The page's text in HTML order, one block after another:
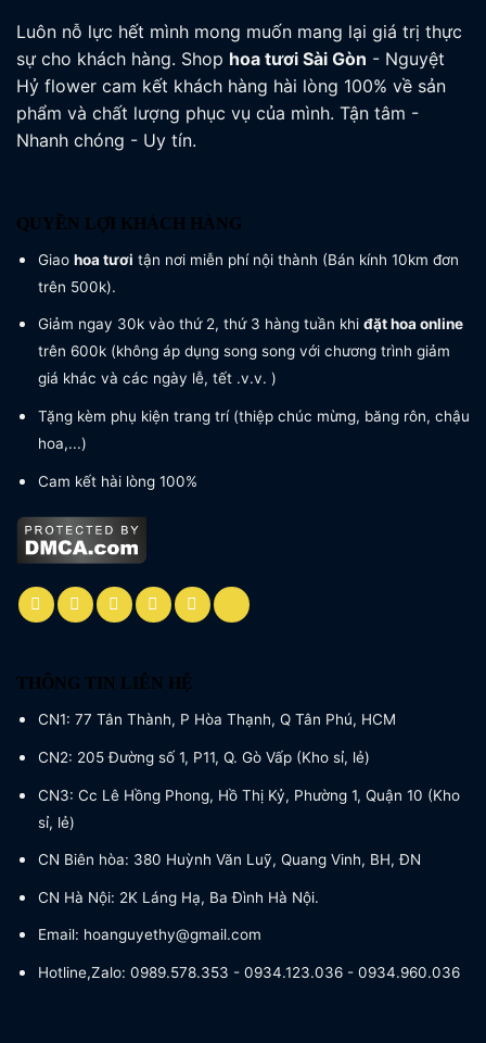
Luôn nỗ lực hết mình mong muốn mang lại giá trị thực
sự cho khách hàng. Shop hoa tươi Sài Gòn - Nguyệt
Hỷ flower cam kết khách hàng hài lòng 100% về sản
phẩm và chất lượng phục vụ của mình. Tận tâm -
Nhanh chóng - Uy tín.
QUYỀN LỢI KHÁCH HÀNG
Giao hoa tươi tận nơi miễn phí nội thành (Bán kính 10km đơn
trên 500k).
Giảm ngay 30k vào thứ 2, thứ 3 hàng tuần khi đặt hoa online
trên 600k (không áp dụng song song với chương trình giảm
giá khác và các ngày lễ, tết .v.v. )
Tặng kèm phụ kiện trang trí (thiệp chúc mừng, băng rôn, chậu
hoa,...)
Cam kết hài lòng 100%
THÔNG TIN LIÊN HỆ
CN1: 77 Tân Thành, P Hòa Thạnh, Q Tân Phú, HCM
CN2: 205 Đường số 1, P11, Q. Gò Vấp (Kho sỉ, lẻ)
CN3: Cc Lê Hồng Phong, Hồ Thị Kỷ, Phường 1, Quận 10 (Kho
sỉ, lẻ)
CN Biên hòa: 380 Huỳnh Văn Luỹ, Quang Vinh, BH, ĐN
CN Hà Nội: 2K Láng Hạ, Ba Đình Hà Nội.
Email: hoanguyethy@gmail.com
Hotline,Zalo: 0989.578.353 - 0934.123.036 - 0934.960.036